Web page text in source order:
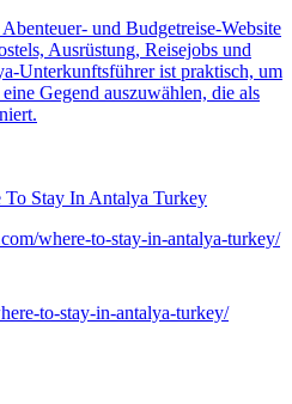
und Budgetreise-Website
Ausrüstung, Reisejobs und
Unterkunftsführer ist praktisch, um
Gegend auszuwählen, die als
Stay In Antalya Turkey
where-to-stay-in-antalya-turkey/
to-stay-in-antalya-turkey/